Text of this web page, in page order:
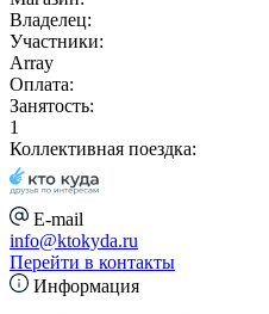
Владелец:
Участники:
Array
Оплата:
Занятость:
1
Коллективная поездка:
E-mail
info@ktokyda.ru
Перейти в контакты
Информация